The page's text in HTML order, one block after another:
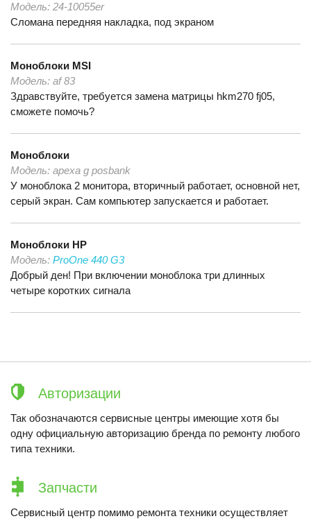
Модель: 24-10055er
Сломана передняя накладка, под экраном
Моноблоки MSI
Модель: af 83
Здравствуйте, требуется замена матрицы hkm270 fj05,
сможете помочь?
Моноблоки
Модель: apexa g posbank
У моноблока 2 монитора, вторичный работает, основной нет,
серый экран. Сам компьютер запускается и работает.
Моноблоки HP
Модель: ProOne 440 G3
Добрый ден! При включении моноблока три длинных
четыре коротких сигнала
Авторизации
Так обозначаются сервисные центры имеющие хотя бы
одну официальную авторизацию бренда по ремонту любого
типа техники.
Запчасти
Сервисный центр помимо ремонта техники осуществляет